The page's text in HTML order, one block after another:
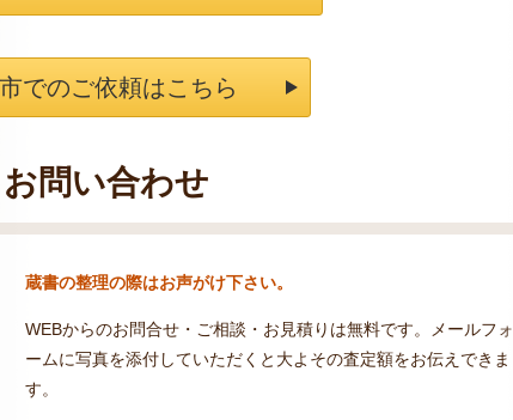
でのご依頼はこちら
お問い合わせ
蔵書の整理の際はお声がけ下さい。
WEBからのお問合せ・ご相談・お見積りは無料です。メールフォ
ームに写真を添付していただくと大よその査定額をお伝えできま
す。